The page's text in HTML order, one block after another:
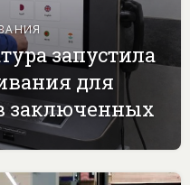
запустила
для
заключенных